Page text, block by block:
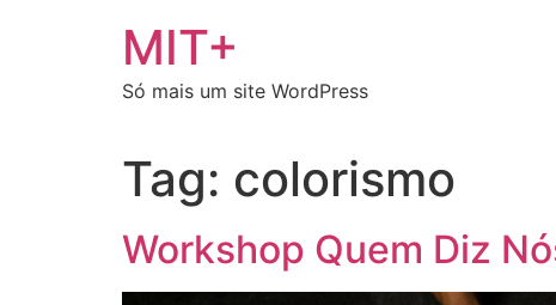
MIT+
Só mais um site WordPress
Tag: colorismo
Workshop Quem Diz